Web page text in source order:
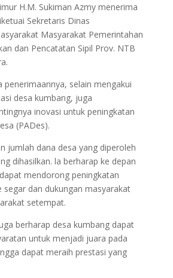
H.M. Sukiman Azmy menerima
Sekretaris Dinas
Masyarakat Pemerintahan
dan Pencatatan Sipil Prov. NTB
penerimaannya, selain mengakui
desa kumbang, juga
inovasi untuk peningkatan
(PADes).
jumlah dana desa yang diperoleh
dihasilkan. la berharap ke depan
mendorong peningkatan
segar dan dukungan masyarakat
setempat.
berharap desa kumbang dapat
untuk menjadi juara pada
dapat meraih prestasi yang